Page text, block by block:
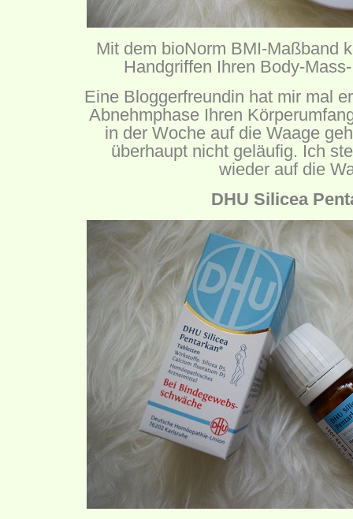
Mit dem bioNorm BMI-Maßband
Handgriffen Ihren Body-
Eine Bloggerfreundin hat mir mal
Abnehmphase Ihren
in der Woche auf die Waage
überhaupt nicht geläufig. Ich
wieder auf die
DHU Silicea